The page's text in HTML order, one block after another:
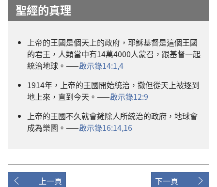
聖經的真理
上帝的王國是個天上的政府，耶穌基督是這個王國
的君王，人類當中有14萬4000人蒙召，跟基督一起
統治地球。——啟示錄14:1,4
1914年，上帝的王國開始統治，撒但從天上被逐到
地上來，直到今天。——啟示錄12:9
上帝的王國不久就會鏟除人所統治的政府，地球會
成為樂園。——啟示錄16:14,16
上一頁 下一頁